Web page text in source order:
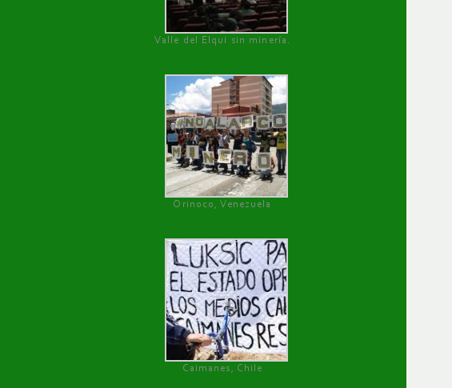
Valle del Elqui sin minería.
Orinoco, Venezuela
Caimanes, Chile